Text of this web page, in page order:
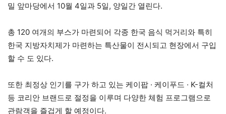
밀 앞마당에서 10월 4일과 5일, 양일간 열린다.
총 120 여개의 부스가 마련되어 각종 한국 음식 먹거리와 특히
한국 지방자치제가 마련하는 특산물이 전시되고 현장에서 구입
할 수 도 있다.
또한 최정상 인기를 구가 하고 있는 케이팝 · 케이푸드 · K-컬처
등 코리안 브랜드로 절정을 이루며 다양한 체험 프로그램으로
관람객을 즐겁게 할 예정이다.